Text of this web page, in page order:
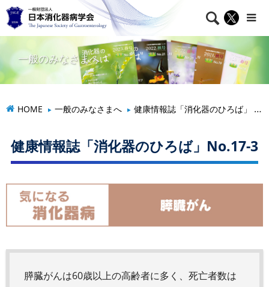

一般のみなさまへ
HOME 一般のみなさまへ 健康情報誌「消化器のひろば」
健康情報誌「消化器のひろば」No.17-3
膵臓がんは60歳以上の高齢者に多く、死亡者数は